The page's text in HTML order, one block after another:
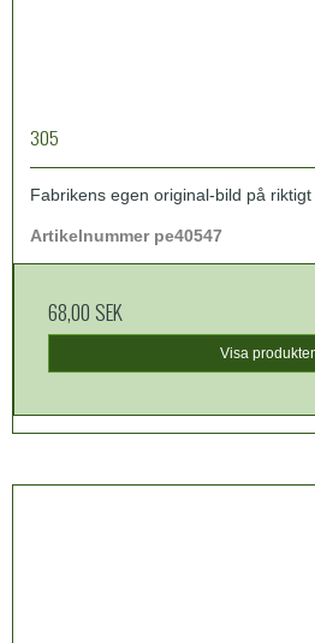
305
Fabrikens egen original-bild på riktigt
Artikelnummer pe40547
68,00 SEK
Visa